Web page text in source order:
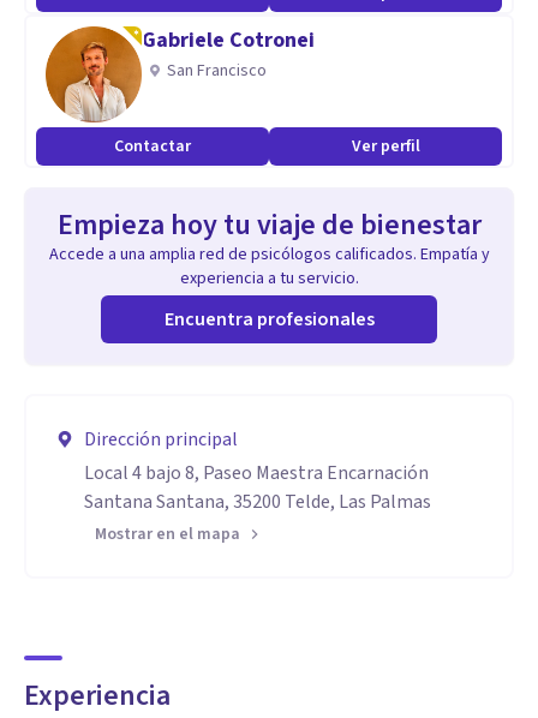
Gabriele Cotronei
San Francisco
Contactar Ver perfil
Empieza hoy tu viaje de bienestar
Accede a una amplia red de psicólogos calificados. Empatía y
experiencia a tu servicio.
Encuentra profesionales
Dirección principal
Local 4 bajo 8, Paseo Maestra Encarnación
Santana Santana, 35200 Telde, Las Palmas
Mostrar en el mapa
Experiencia